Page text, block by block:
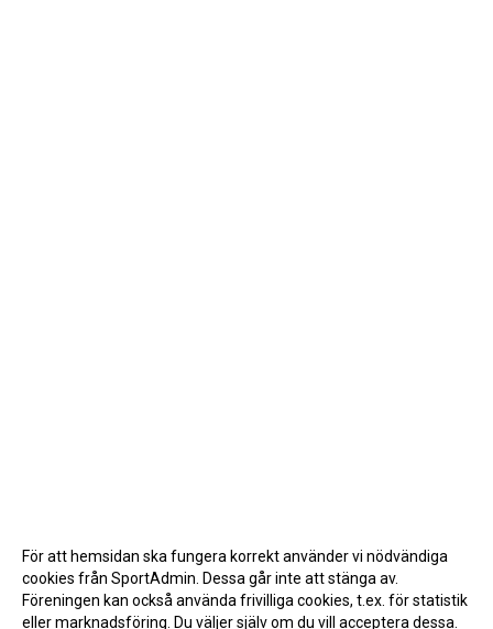
För att hemsidan ska fungera korrekt använder vi nödvändiga
cookies från SportAdmin. Dessa går inte att stänga av.
Föreningen kan också använda frivilliga cookies, t.ex. för statistik
eller marknadsföring. Du väljer själv om du vill acceptera dessa.